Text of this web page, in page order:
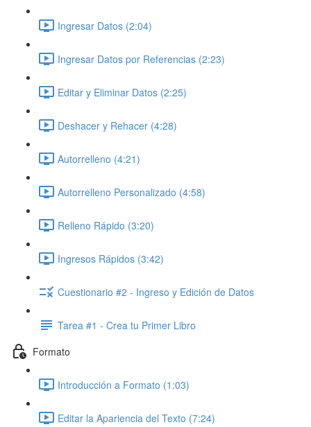
Ingresar Datos (2:04)
Ingresar Datos por Referencias (2:23)
Editar y Eliminar Datos (2:25)
Deshacer y Rehacer (4:28)
Autorrelleno (4:21)
Autorrelleno Personalizado (4:58)
Relleno Rápido (3:20)
Ingresos Rápidos (3:42)
Cuestionario #2 - Ingreso y Edición de Datos
Tarea #1 - Crea tu Primer Libro
Formato
Introducción a Formato (1:03)
Editar la Apariencia del Texto (7:24)